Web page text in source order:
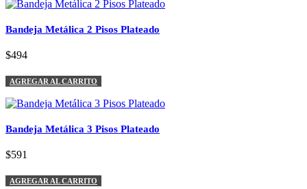
Bandeja Metálica 2 Pisos Plateado
$494
AGREGAR AL CARRITO
Bandeja Metálica 3 Pisos Plateado
$591
AGREGAR AL CARRITO